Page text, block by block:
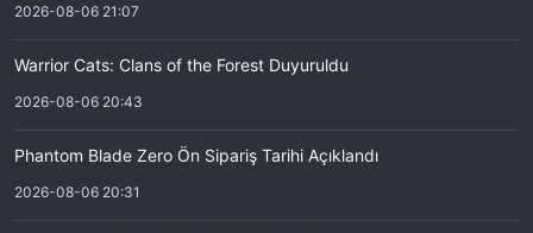
2026-08-06 21:07
Warrior Cats: Clans of the Forest Duyuruldu
2026-08-06 20:43
Phantom Blade Zero Ön Sipariş Tarihi Açıklandı
2026-08-06 20:31